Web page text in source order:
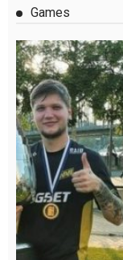
Games